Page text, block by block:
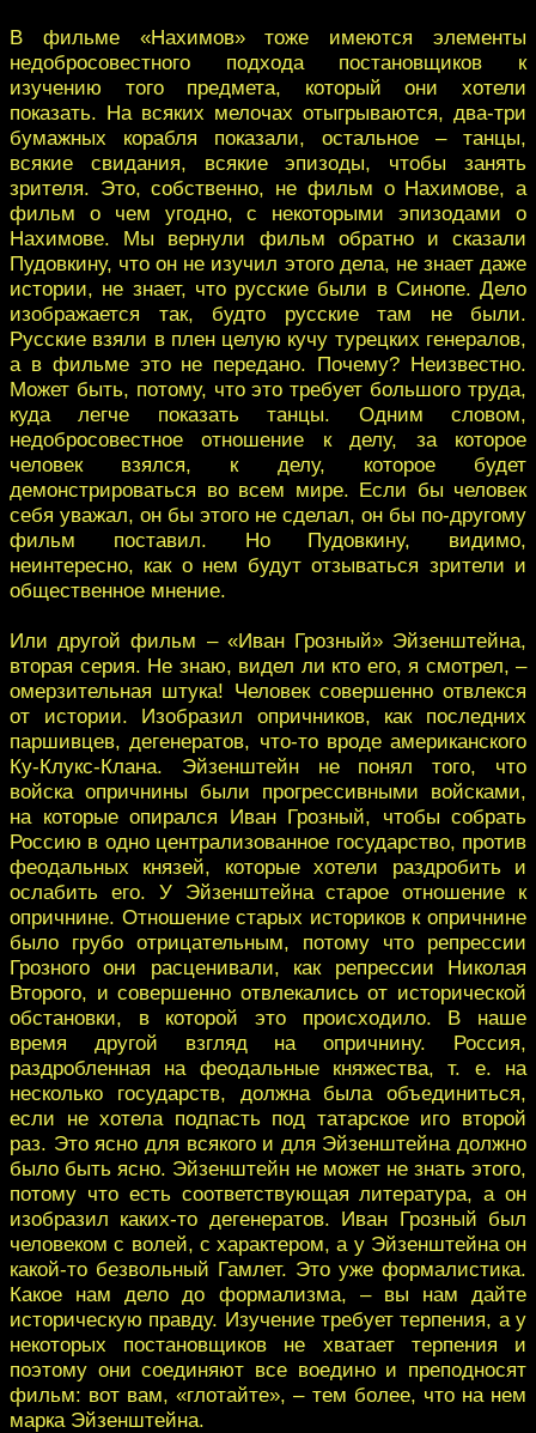
В фильме «Нахимов» тоже имеются элементы
недобросовестного подхода постановщиков к
изучению того предмета, который они хотели
показать. На всяких мелочах отыгрываются, два-три
бумажных корабля показали, остальное – танцы,
всякие свидания, всякие эпизоды, чтобы занять
зрителя. Это, собственно, не фильм о Нахимове, а
фильм о чем угодно, с некоторыми эпизодами о
Нахимове. Мы вернули фильм обратно и сказали
Пудовкину, что он не изучил этого дела, не знает даже
истории, не знает, что русские были в Синопе. Дело
изображается так, будто русские там не были.
Русские взяли в плен целую кучу турецких генералов,
а в фильме это не передано. Почему? Неизвестно.
Может быть, потому, что это требует большого труда,
куда легче показать танцы. Одним словом,
недобросовестное отношение к делу, за которое
человек взялся, к делу, которое будет
демонстрироваться во всем мире. Если бы человек
себя уважал, он бы этого не сделал, он бы по-другому
фильм поставил. Но Пудовкину, видимо,
неинтересно, как о нем будут отзываться зрители и
общественное мнение.
Или другой фильм – «Иван Грозный» Эйзенштейна,
вторая серия. Не знаю, видел ли кто его, я смотрел, –
омерзительная штука! Человек совершенно отвлекся
от истории. Изобразил опричников, как последних
паршивцев, дегенератов, что-то вроде американского
Ку-Клукс-Клана. Эйзенштейн не понял того, что
войска опричнины были прогрессивными войсками,
на которые опирался Иван Грозный, чтобы собрать
Россию в одно централизованное государство, против
феодальных князей, которые хотели раздробить и
ослабить его. У Эйзенштейна старое отношение к
опричнине. Отношение старых историков к опричнине
было грубо отрицательным, потому что репрессии
Грозного они расценивали, как репрессии Николая
Второго, и совершенно отвлекались от исторической
обстановки, в которой это происходило. В наше
время другой взгляд на опричнину. Россия,
раздробленная на феодальные княжества, т. е. на
несколько государств, должна была объединиться,
если не хотела подпасть под татарское иго второй
раз. Это ясно для всякого и для Эйзенштейна должно
было быть ясно. Эйзенштейн не может не знать этого,
потому что есть соответствующая литература, а он
изобразил каких-то дегенератов. Иван Грозный был
человеком с волей, с характером, а у Эйзенштейна он
какой-то безвольный Гамлет. Это уже формалистика.
Какое нам дело до формализма, – вы нам дайте
историческую правду. Изучение требует терпения, а у
некоторых постановщиков не хватает терпения и
поэтому они соединяют все воедино и преподносят
фильм: вот вам, «глотайте», – тем более, что на нем
марка Эйзенштейна.